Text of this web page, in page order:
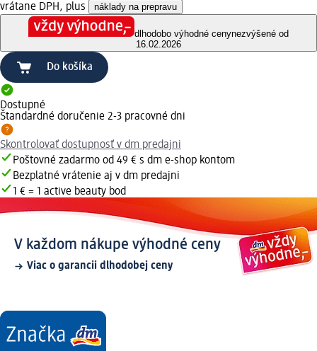
vrátane DPH, plus náklady na prepravu
dlhodobo výhodné cenynezvýšené od
16.02.2026
Do košíka
Dostupné
Štandardné doručenie 2-3 pracovné dni
Skontrolovať dostupnosť v dm predajni
Poštovné zadarmo od 49 € s dm e-shop kontom
Bezplatné vrátenie aj v dm predajni
1 € = 1 active beauty bod
V každom nákupe výhodné ceny
Viac o garancii dlhodobej ceny